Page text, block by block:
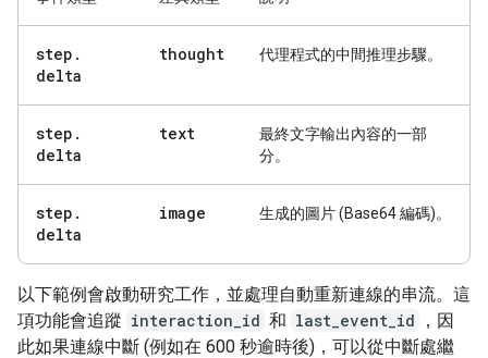
step .
delta
thought 代理程式的中間推理步驟。
step .
delta
text
最終文字輸出內容的一部
分。
step .
delta
image 生成的圖片 (Base64 編碼)。
以下範例會啟動研究工作，並處理自動重新連線的串流。這
項功能會追蹤 interaction_id 和 last_event_id
，因
此如果連線中斷 (例如在 600 秒逾時後)，可以從中斷處繼